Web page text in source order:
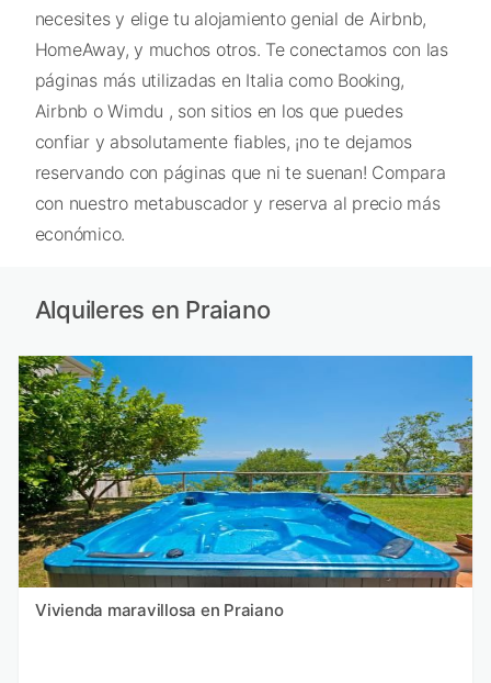
necesites y elige tu alojamiento genial de Airbnb,
HomeAway, y muchos otros. Te conectamos con las
páginas más utilizadas en Italia como Booking,
Airbnb o Wimdu , son sitios en los que puedes
confiar y absolutamente fiables, ¡no te dejamos
reservando con páginas que ni te suenan! Compara
con nuestro metabuscador y reserva al precio más
económico.
Alquileres en Praiano
Vivienda maravillosa en Praiano